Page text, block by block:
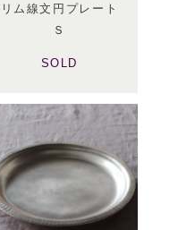
リム線文円プレート
Ｓ
SOLD